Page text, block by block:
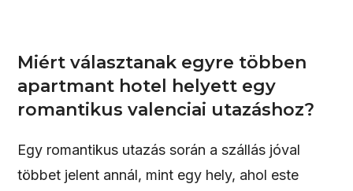
Miért választanak egyre többen
apartmant hotel helyett egy
romantikus valenciai utazáshoz?
Egy romantikus utazás során a szállás jóval
többet jelent annál, mint egy hely, ahol este